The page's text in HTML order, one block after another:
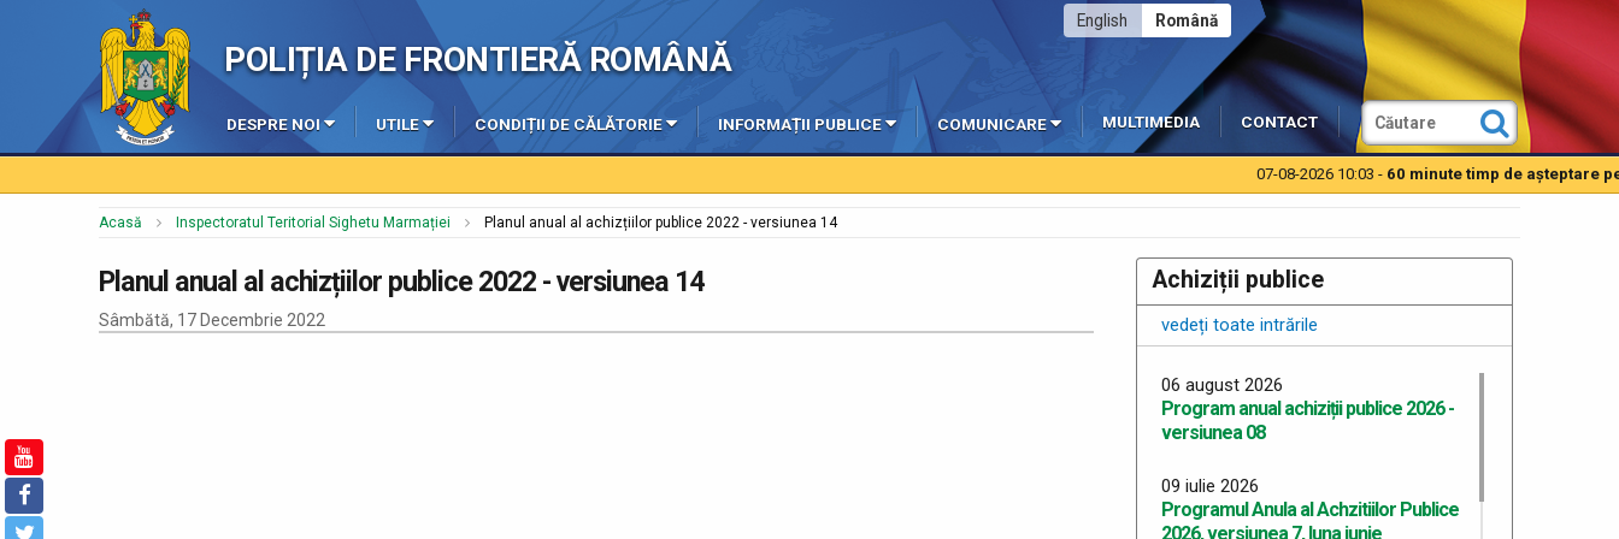
POLIȚIA DE FRONTIERĂ ROMÂNĂ
Română
English
DESPRE NOI UTILE CONDIȚII DE CĂLĂTORIE INFORMAȚII PUBLICE COMUNICARE MULTIMEDIA CONTACT
07-08-2026 10:03 -60 minute timp de aşteptare
Acasă Inspectoratul Teritorial Sighetu Marmației Planul anual al achizțiilor publice 2022 - versiunea 14
Planul anual al achizțiilor publice 2022 - versiunea 14
Sâmbătă, 17 Decembrie 2022
Achiziții publice
vedeți toate intrările
06 august 2026
Program anual achiziții publice 2026 -
versiunea 08
09 iulie 2026
Programul Anula al Achzitiilor Publice
2026, versiunea 7, luna iunie